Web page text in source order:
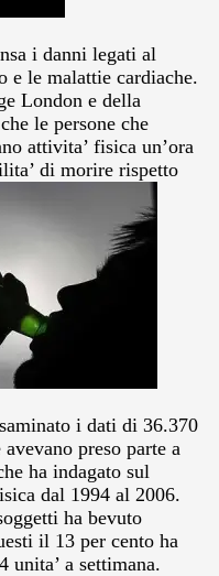
i danni legati al
e le malattie cardiache.
London e della
le persone che
attivita’ fisica un’ora
di morire rispetto
i dati di 36.370
preso parte a
ha indagato sul
dal 1994 al 2006.
ha bevuto
il 13 per cento ha
a settimana.